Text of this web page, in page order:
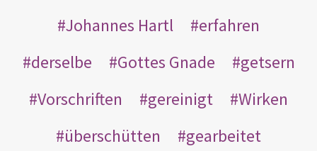
Johannes Hartl
erfahren
derselbe
Gottes Gnade
getsern
Vorschriften
gereinigt
Wirken
überschütten
gearbeitet